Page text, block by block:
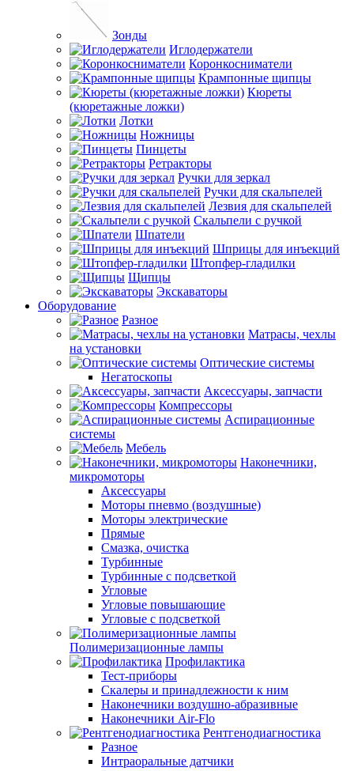
Зонды
Иглодержатели
Коронкосниматели
Крампонные щипцы
Кюреты
(кюретажные ложки)
Лотки
Ножницы
Пинцеты
Ретракторы
Ручки для зеркал
Ручки для скальпелей
Лезвия для скальпелей
Скальпели с ручкой
Шпатели
Шприцы для инъекций
Штопфер-гладилки
Щипцы
Экскаваторы
Оборудование
Разное
Матрасы, чехлы
на установки
Оптические системы
Негатоскопы
Аксессуары, запчасти
Компрессоры
Аспирационные
системы
Мебель
Наконечники,
микромоторы
Аксессуары
Моторы пневмо (воздушные)
Моторы электрические
Прямые
Смазка, очистка
Турбинные
Турбинные с подсветкой
Угловые
Угловые повышающие
Угловые с подсветкой
Полимеризационные лампы
Профилактика
Тест-приборы
Скалеры и принадлежности к ним
Наконечники воздушно-абразивные
Наконечники Air-Flo
Рентгенодиагностика
Разное
Интраоральные датчики